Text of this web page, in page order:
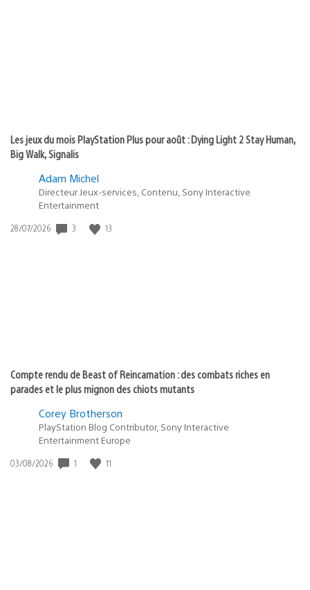
Les jeux du mois PlayStation Plus pour août : Dying Light 2 Stay Human,
Big Walk, Signalis
Adam Michel
Directeur Jeux-services, Contenu, Sony Interactive
Entertainment
Date
28/07/2026 3 13
Compte rendu de Beast of Reincarnation : des combats riches en
parades et le plus mignon des chiots mutants
Corey Brotherson
PlayStation Blog Contributor, Sony Interactive
Entertainment Europe
Date
03/08/2026 1 11